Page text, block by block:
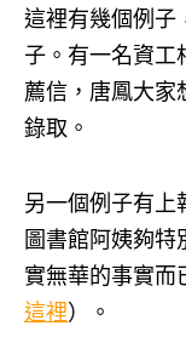
這裡有幾個例子
子。有一名資工
薦信，唐鳳大家
錄取。
另一個例子有上
圖書館阿姨夠特
實無華的事實而
這裡）。